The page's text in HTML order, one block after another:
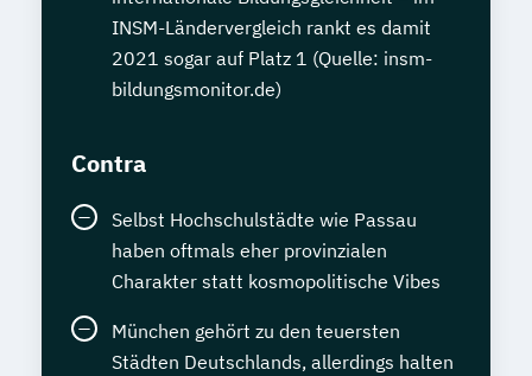
INSM-Ländervergleich rankt es damit
2021 sogar auf Platz 1 (Quelle: insm-
bildungsmonitor.de)
Contra
Selbst Hochschulstädte wie Passau
haben oftmals eher provinzialen
Charakter statt kosmopolitische Vibes
München gehört zu den teuersten
Städten Deutschlands, allerdings halten